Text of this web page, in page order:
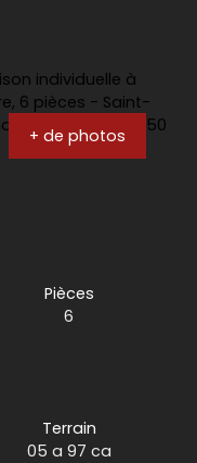
+ de photos
Pièces
6
Terrain
05 a 97 ca